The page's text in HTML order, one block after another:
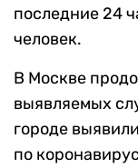
последние 24
человек.
В Москве
выявляемых
городе
по